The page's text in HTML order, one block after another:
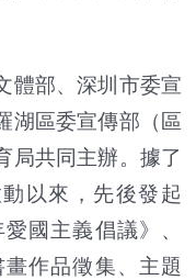
體部、深圳市委宣
湖區委宣傳部（區
局共同主辦。據了
以來，先後發起
國主義倡議》、
畫作品徵集、主題